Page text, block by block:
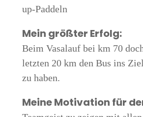
up-Paddeln
Mein größ­ter Erfolg:
Beim Vasa­l­auf bei km 70
letz­ten 20 km den Bus ins
zu haben.
Mei­ne Moti­va­ti­on für